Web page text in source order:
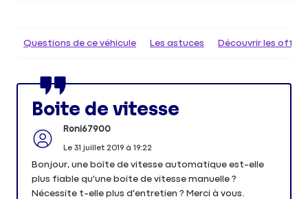
Questions de ce véhicule Les astuces Découvrir les
Boite de vitesse
Roni67900
Le 31 juillet 2019à 19:22
Bonjour, une boîte de vitesse automatique est-elle
plus fiable qu'une boite de vitesse manuelle ?
Nécessite t-elle plus d'entretien ? Merci à vous.